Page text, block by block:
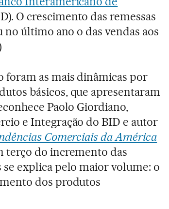
O crescimento das remessas
último ano o das vendas aos
foram as mais dinâmicas por
básicos, que apresentaram
Paolo Giordiano,
e Integração do BID e autor
Comerciais da América
terço do incremento das
explica pelo maior volume: o
dos produtos